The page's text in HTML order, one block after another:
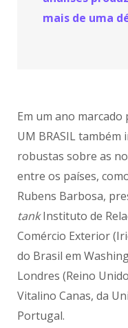
mais de uma
Em um ano
UM BRASIL
robustas sobre as
entre os países,
Rubens Barbosa,
tankInstituto de
Comércio Exterior
do Brasil em
Londres (Reino
Vitalino Canas, da
Portugal.